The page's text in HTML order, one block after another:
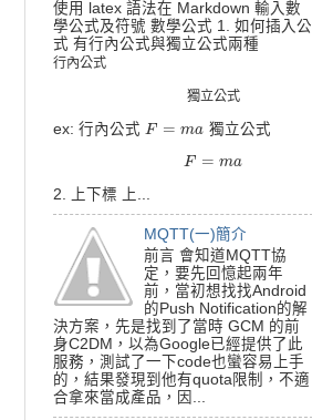
使用 latex 語法在 Markdown 輸入數
學公式及符號 數學公式 1. 如何插入公
式 有行內公式與獨立公式兩種
行內公式
行內公式
獨立公式
立公式
ex: 行內公式 F = ma
F= m a 獨立公式
F = ma
ma
2. 上下標 上...
MQTT(一)簡介
前言 會知道MQTT協
定，要先回憶起兩年
前，當初想找找Android
的Push Notification的解
決方案，先是找到了當時 GCM 的前
身C2DM，以為Google已經提供了此
服務，測試了一下code也蠻容易上手
的，結果發現到他有quota限制，不適
合拿來當成產品，因...